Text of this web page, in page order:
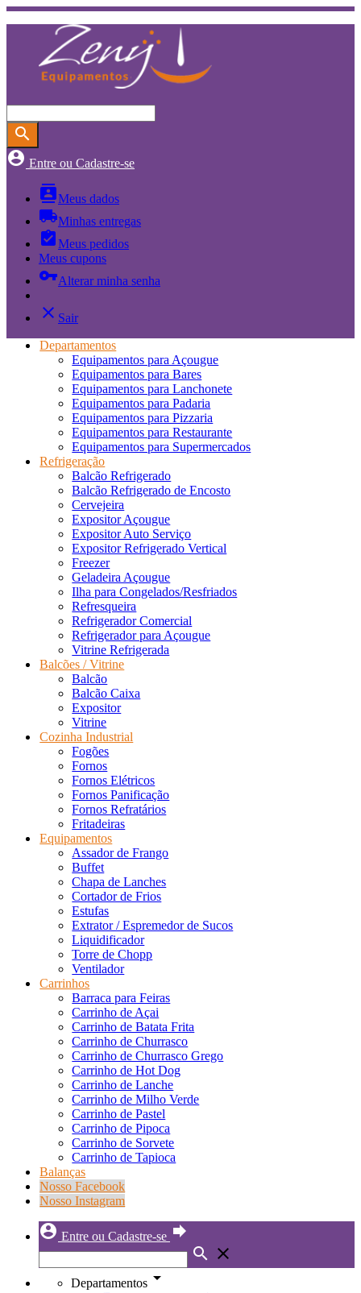
search
account_circle Entre ou Cadastre-se
contactsMeus dados
local_shippingMinhas entregas
assignment_turned_inMeus pedidos
Meus cupons
vpn_keyAlterar minha senha
close Sair
Departamentos
Equipamentos para Açougue
Equipamentos para Bares
Equipamentos para Lanchonete
Equipamentos para Padaria
Equipamentos para Pizzaria
Equipamentos para Restaurante
Equipamentos para Supermercados
Refrigeração
Balcão Refrigerado
Balcão Refrigerado de Encosto
Cervejeira
Expositor Açougue
Expositor Auto Serviço
Expositor Refrigerado Vertical
Freezer
Geladeira Açougue
Ilha para Congelados/Resfriados
Refresqueira
Refrigerador Comercial
Refrigerador para Açougue
Vitrine Refrigerada
Balcões / Vitrine
Balcão
Balcão Caixa
Expositor
Vitrine
Cozinha Industrial
Fogões
Fornos
Fornos Elétricos
Fornos Panificação
Fornos Refratários
Fritadeiras
Equipamentos
Assador de Frango
Buffet
Chapa de Lanches
Cortador de Frios
Estufas
Extrator / Espremedor de Sucos
Liquidificador
Torre de Chopp
Ventilador
Carrinhos
Barraca para Feiras
Carrinho de Açai
Carrinho de Batata Frita
Carrinho de Churrasco
Carrinho de Churrasco Grego
Carrinho de Hot Dog
Carrinho de Lanche
Carrinho de Milho Verde
Carrinho de Pastel
Carrinho de Pipoca
Carrinho de Sorvete
Carrinho de Tapioca
Balanças
Nosso Facebook
Nosso Instagram
account_circle Entre ou Cadastre-se forward
search close
Departamentos arrow_drop_down